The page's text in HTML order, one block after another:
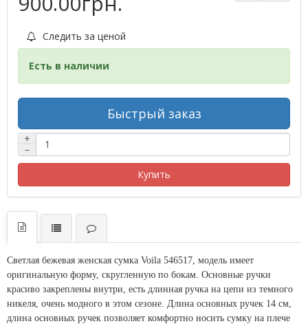
Следить за ценой
Есть в наличии
Быстрый заказ
+
−
Купить
Светлая бежевая женская сумка Voila 546517, модель имеет
оригинальную форму, скругленную по бокам. Основные ручки
красиво закреплены внутри, есть длинная ручка на цепи из темного
никеля, очень модного в этом сезоне. Длина основных ручек 14 см,
длина основных ручек позволяет комфортно носить сумку на плече